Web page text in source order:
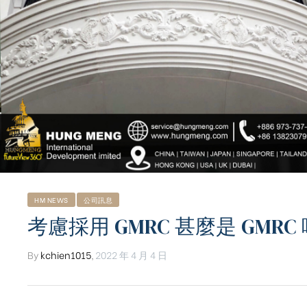
HM NEWS 公司訊息
考慮採用 GMRC 甚麼是 GMRC
Bykchien1015,2022 年 4 月 4 日